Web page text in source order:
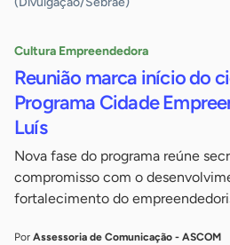
Cultura Empreendedora
Reunião marca início do
Programa Cidade
Luís
Nova fase do programa reúne
compromisso com o
fortalecimento do
Por Assessoria de Comunicação - ASCOM